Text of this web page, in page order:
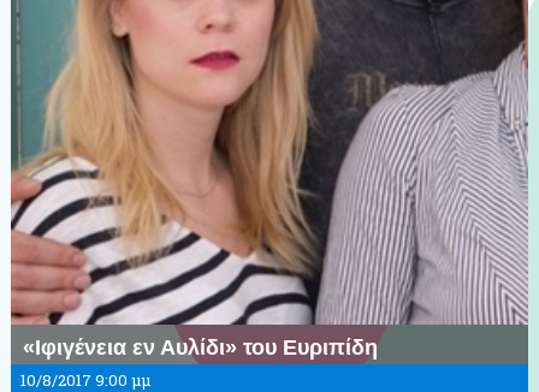
«Ιφιγένεια εν Αυλίδι» του Ευριπίδη
10/8/2017 9:00 μμ